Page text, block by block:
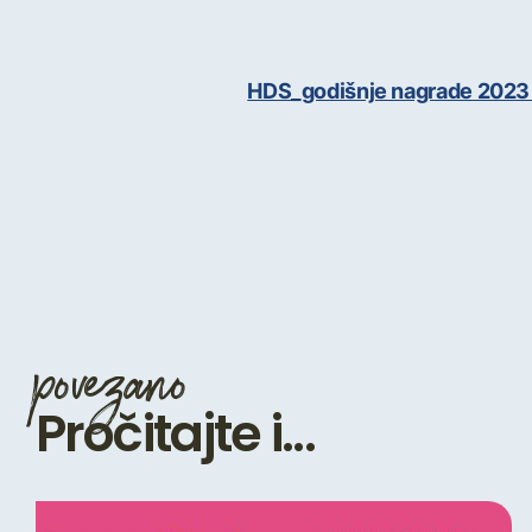
HDS_godišnje nagrade
povezano
Pročitajte i...